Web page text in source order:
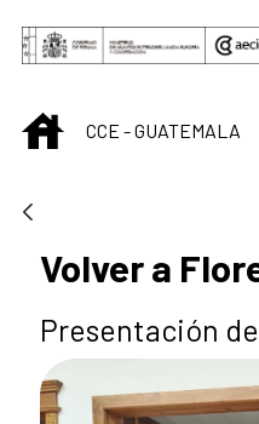
Saltar al contenido
INICIOCCE - GUATEMALA
Volver a
Presentación